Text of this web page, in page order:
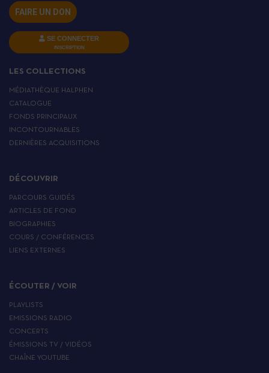
FAIRE UN DON
SE CONNECTER
INSCRIPTION
LES COLLECTIONS
MÉDIATHÈQUE HALPHEN
CATALOGUE
FONDS PRINCIPAUX
INCONTOURNABLES
DERNIÈRES ACQUISITIONS
DÉCOUVRIR
PARCOURS GUIDÉS
ARTICLES DE FOND
BIOGRAPHIES
COURS / CONFÉRENCES
LIENS EXTERNES
ÉCOUTER / VOIR
PLAYLISTS
EMISSIONS RADIO
CONCERTS
ÉMISSIONS TV / VIDÉOS
CHAÎNE YOUTUBE